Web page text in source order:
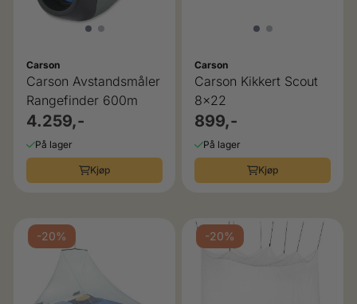
Carson
Carson Avstandsmåler
Rangefinder 600m
4.259,-
På lager
Kjøp
Carson
Carson Kikkert Scout
8x22
899,-
På lager
Kjøp
-20% -20%